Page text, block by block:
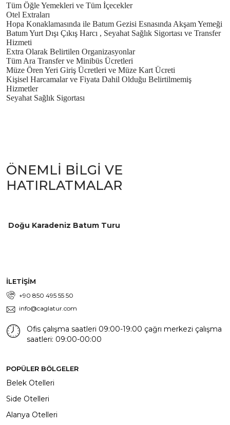
Tüm Öğle Yemekleri ve Tüm İçecekler
Otel Extraları
Hopa Konaklamasında ile Batum Gezisi Esnasında Akşam Yemeği
Batum Yurt Dışı Çıkış Harcı , Seyahat Sağlık Sigortası ve Transfer
Hizmeti
Extra Olarak Belirtilen Organizasyonlar
Tüm Ara Transfer ve Minibüs Ücretleri
Müze Ören Yeri Giriş Ücretleri ve Müze Kart Ücreti
Kişisel Harcamalar ve Fiyata Dahil Olduğu Belirtilmemiş
Hizmetler
Seyahat Sağlık Sigortası
ÖNEMLI BILGI VE
HATIRLATMALAR
Doğu Karadeniz Batum Turu
İLETİŞİM
+90 850 495 55 50
info@caglatur.com
Ofis çalışma saatleri 09:00-19:00 çağrı merkezi çalışma
saatleri: 09:00-00:00
POPÜLER BÖLGELER
Belek Otelleri
Side Otelleri
Alanya Otelleri